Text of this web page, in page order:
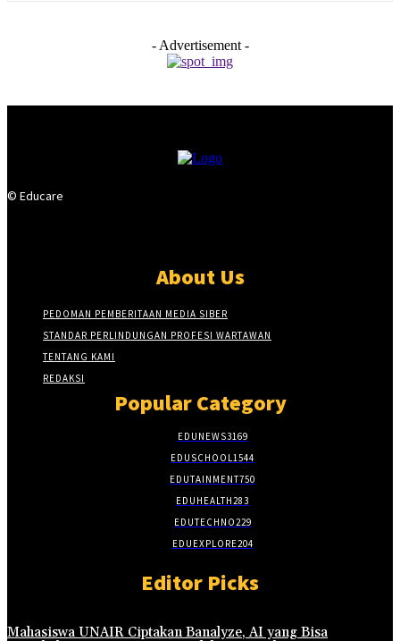
- Advertisement -
© Educare
About Us
PEDOMAN PEMBERITAAN MEDIA SIBER
STANDAR PERLINDUNGAN PROFESI WARTAWAN
TENTANG KAMI
REDAKSI
Popular Category
EDUNEWS3169
EDUSCHOOL1544
EDUTAINMENT750
EDUHEALTH283
EDUTECHNO229
EDUEXPLORE204
Editor Picks
Mahasiswa UNAIR Ciptakan Banalyze, AI yang Bisa